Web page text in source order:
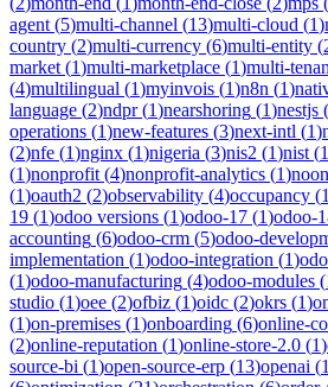
agent (5)multi-channel (13)multi-cloud (1)
country (2)multi-currency (6)multi-entity (
market (1)multi-marketplace (1)multi-
(4)multilingual (1)myinvois (1)n8n (1)
language (2)ndpr(1)nearshoring (1)nestjs (
operations (1)new-features (3)next-intl (1)
(2)nfe (1)nginx (1)nigeria (3)nis2 (1)nist (1
(1)nonprofit (4)nonprofit-analytics (1)noon
(1)oauth2 (2)observability (4)occupancy (1
19 (1)odoo versions (1)odoo-17 (1)odoo-
accounting (6)odoo-crm (5)odoo-
implementation (1)odoo-integration (1)
(1)odoo-manufacturing (4)odoo-modules (
studio (1)oee (2)ofbiz (1)oidc (2)okrs (1)
(1)on-premises (1)onboarding (6)online-
(2)online-reputation (1)online-store-2.0 (1)
source-bi (1)open-source-erp (13)openai (1